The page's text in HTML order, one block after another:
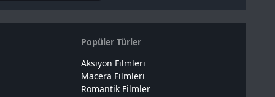
Popüler Türler
Aksiyon Filmleri
Macera Filmleri
Romantik Filmler